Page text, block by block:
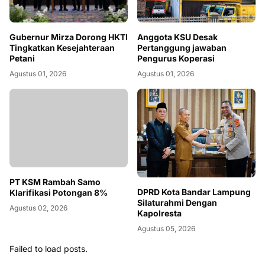
Gubernur Mirza Dorong HKTI
Tingkatkan Kesejahteraan
Petani
Agustus 01, 2026
Anggota KSU Desak
Pertanggung jawaban
Pengurus Koperasi
Agustus 01, 2026
PT KSM Rambah Samo
Klarifikasi Potongan 8%
Agustus 02, 2026
DPRD Kota Bandar Lampung
Silaturahmi Dengan
Kapolresta
Agustus 05, 2026
Failed to load posts.